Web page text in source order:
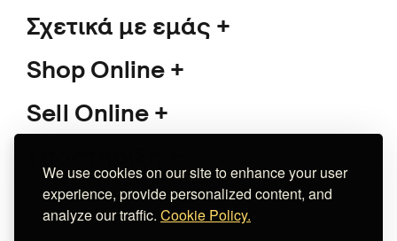
We use cookies on our site to enhance your user
experience, provide personalized content, and
analyze our traffic. Cookie Policy.
Σχετικά με εμάς
Shop Online
Sell Online